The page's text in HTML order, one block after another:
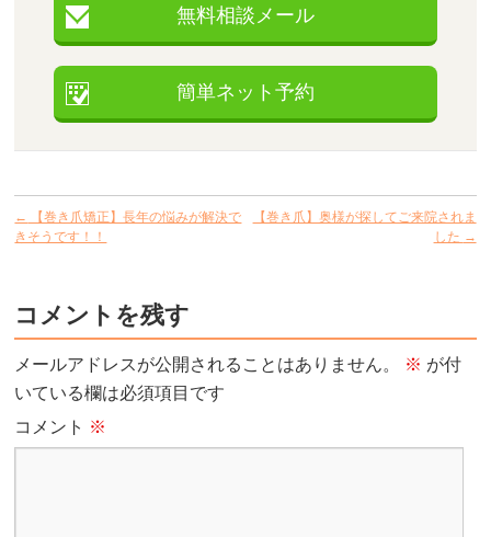
無料相談メール
簡単ネット予約
←
【巻き爪矯正】長年の悩みが解決で
きそうです！！
【巻き爪】奥様が探してご来院されま
した →
コメントを残す
メールアドレスが公開されることはありません。 ※ が付
いている欄は必須項目です
コメント ※